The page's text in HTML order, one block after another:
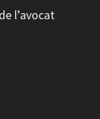
l’avocat